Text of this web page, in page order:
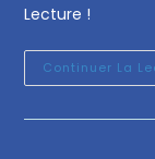
Lecture !
Continuer La